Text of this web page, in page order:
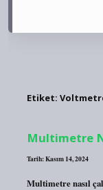
Etiket:
Multimetre
Tarih: Kasım 14, 2024
Multimetre nasıl